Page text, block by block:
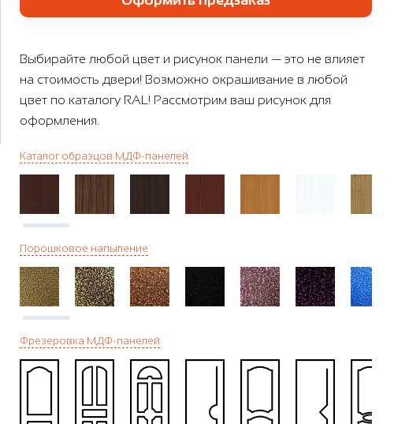
Выбирайте любой цвет и рисунок панели — это не влияет
на стоимость двери! Возможно окрашивание в любой
цвет по каталогу RAL! Рассмотрим ваш рисунок для
оформления.
Каталог образцов МДФ-панелей
Порошковое напыление
Фрезеровка МДФ-панелей